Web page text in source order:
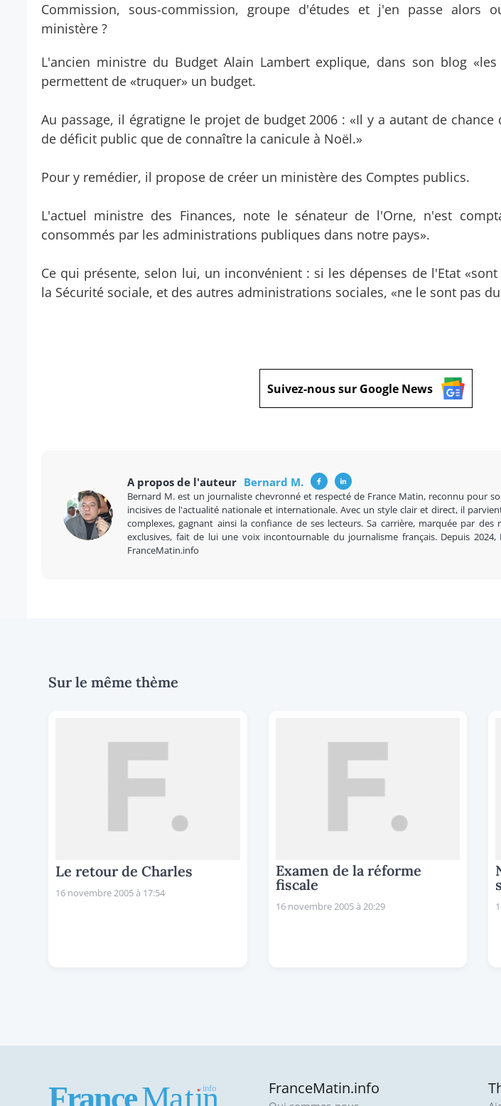
Commission, sous-commission, groupe d'études et j'en passe alors
ministère ?
L'ancien ministre du Budget Alain Lambert explique, dans son blog
permettent de «truquer» un budget.
Au passage, il égratigne le projet de budget 2006 : «Il y a autant de
de déficit public que de connaître la canicule à Noël.»
Pour y remédier, il propose de créer un ministère des Comptes publics.
L'actuel ministre des Finances, note le sénateur de l'Orne, n'est
consommés par les administrations publiques dans notre pays».
Ce qui présente, selon lui, un inconvénient : si les dépenses de l'Etat
la Sécurité sociale, et des autres administrations sociales, «ne le sont pas
Suivez-nous sur Google News
A propos de l'auteur Bernard M.
Bernard M. est un journaliste chevronné et respecté de France Matin, reconnu pour
incisives de l'actualité nationale et internationale. Avec un style clair et direct, il
complexes, gagnant ainsi la confiance de ses lecteurs. Sa carrière, marquée par
exclusives, fait de lui une voix incontournable du journalisme français. Depuis
FranceMatin.info
Sur le même thème
Le retour de Charles
16 novembre 2005 à 17:54
Examen de la réforme
fiscale
16 novembre 2005 à 20:29
FranceMatin.info